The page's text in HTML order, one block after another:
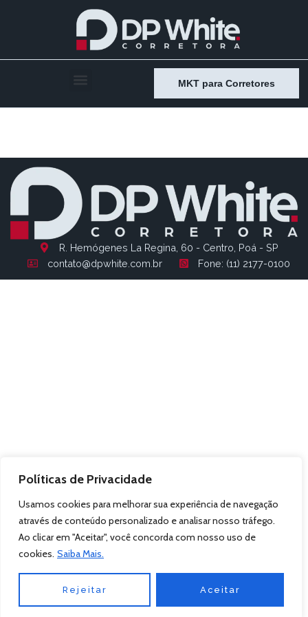
Políticas de Privacidade
Usamos cookies para melhorar sua experiência de navegação
através de conteúdo personalizado e analisar nosso tráfego.
Ao clicar em "Aceitar", você concorda com nosso uso de
cookies. Saiba Mais.
Rejeitar Aceitar
MKT para Corretores
R. Hemógenes La Regina, 60 - Centro, Poá - SP
contato@dpwhite.com.br
Fone: (11) 2177-0100